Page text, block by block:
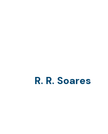
R. R. Soares